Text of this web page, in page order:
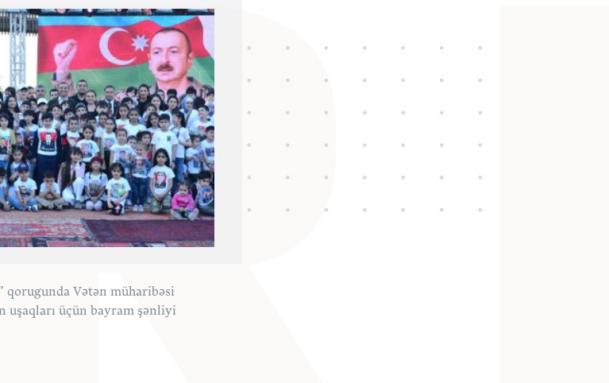
qorugunda Vətən müharibəsi
uşaqları üçün bayram şənliyi